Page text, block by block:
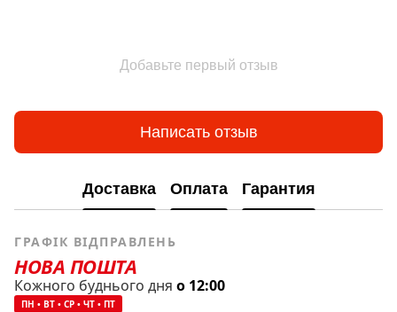
Добавьте первый отзыв
Написать отзыв
Доставка Оплата Гарантия
ГРАФІК ВІДПРАВЛЕНЬ
НОВА ПОШТА
Кожного буднього дня о 12:00
ПН • ВТ • СР • ЧТ • ПТ